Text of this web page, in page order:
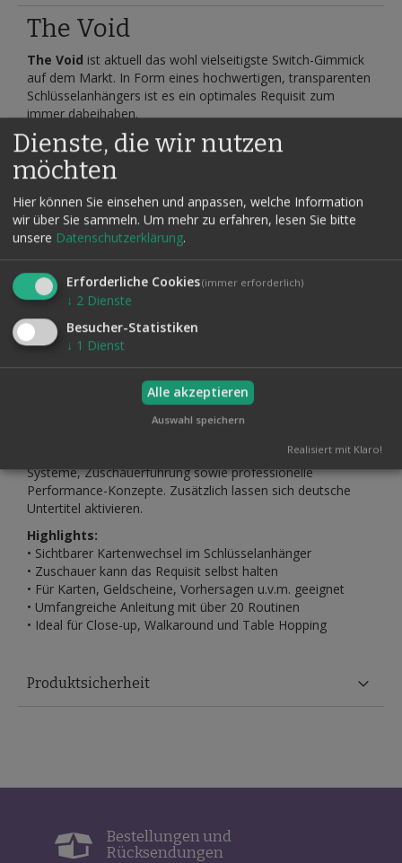
The Void
The Void ist aktuell das wohl vielseitigste Switch-Gimmick
auf dem Markt. In Form eines hochwertigen, transparenten
Schlüsselanhängers ist es ein optimales Requisit zum
immer dabeihaben.
Bereits vor Beginn der Vorführung befindet sich eine Karte
sichtbar im Rahmen – und genau diese verwandelt sich
später auf unmögliche Weise in die vom Zuschauer
gewählte und signierte Karte.
Der Zuschauer kann den Schlüsselanhänger sogar selbst
halten oder die Karte eigenhändig einsetzen. Trotzdem
bleibt der Effekt vollkommen unerklärlich. Neben Spielkarten
lassen sich auch Geldscheine, Vorhersagen, Visitenkarten,
Quittungen oder andere flache Gegenstände verwenden.
Dank eines zusätzlichen Moduls ermöglicht
außerdem visuelle Erscheinungen, Verwandlungen,
Verschwindenlassen und Transpositionen verschiedenster
Objekte. Auch mehrphasige Routinen mit Münzen, Scheinen
oder anderen Requisiten sind möglich.
Im Lieferumfang enthalten ist eine ausführliche
darunter Kartenmagie, Mentalmagie, Vorhersagen, Switch-
Systeme, Zuschauerführung sowie professionelle
Performance-Konzepte. Zusätzlich lassen sich deutsche
Untertitel aktivieren.
Highlights:
• Sichtbarer Kartenwechsel im Schlüsselanhänger
• Zuschauer kann das Requisit selbst halten
• Für Karten, Geldscheine, Vorhersagen u.v.m. geeignet
• Umfangreiche Anleitung mit über 20 Routinen
• Ideal für Close-up, Walkaround und Table Hopping
Produktsicherheit
Bestellungen und
Rücksendungen
Dienste, die wir nutzen
möchten
Hier können Sie einsehen und anpassen, welche Information
wir über Sie sammeln. Um mehr zu erfahren, lesen Sie bitte
unsere Datenschutzerklärung.
Erforderliche Cookies(immer erforderlich)
↓ 2 Dienste
Besucher-Statistiken
↓ 1 Dienst
Alle akzeptieren
Auswahl speichern
Realisiert mit Klaro!